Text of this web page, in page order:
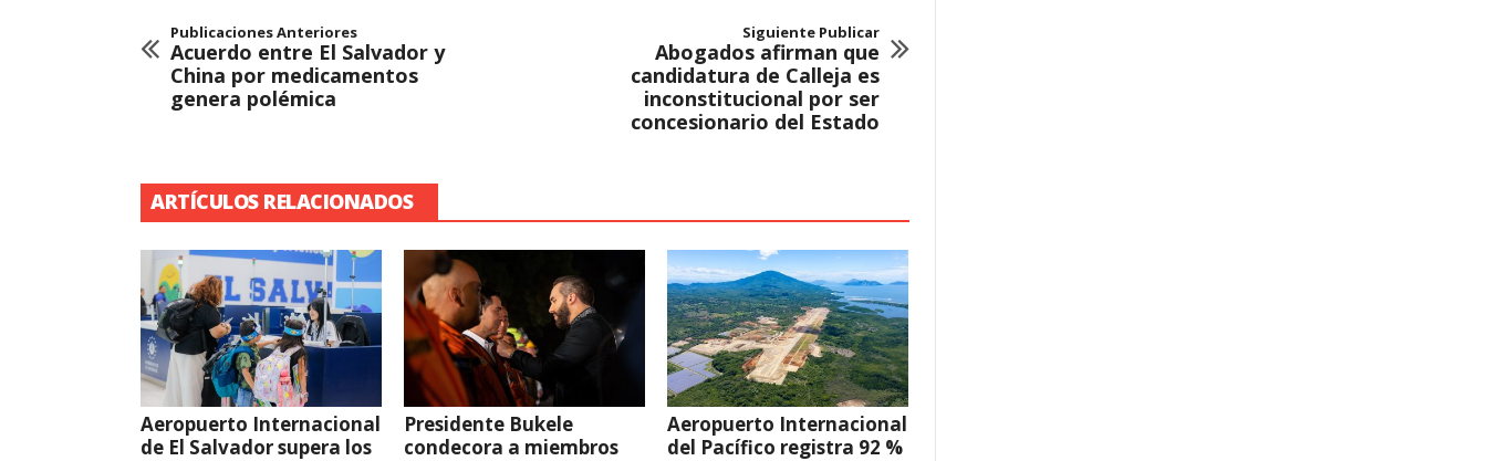
Publicaciones Anteriores
Acuerdo entre El Salvador y
China por medicamentos
genera polémica
Siguiente Publicar
Abogados afirman que
candidatura de Calleja es
inconstitucional por ser
concesionario del Estado
ARTÍCULOS RELACIONADOS
Aeropuerto Internacional
de El Salvador supera los
Presidente Bukele
condecora a miembros
Aeropuerto Internacional
del Pacífico registra 92 %